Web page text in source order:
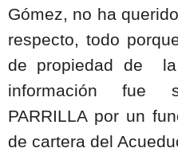
Gómez, no ha
respecto, todo
de propiedad de
información fue
PARRILLA por un
de cartera del